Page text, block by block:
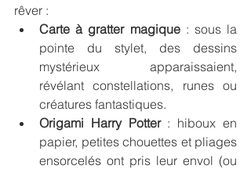
rêver :
Carte à gratter magique : sous la
pointe du stylet, des dessins
mystérieux apparaissaient,
révélant constellations, runes ou
créatures fantastiques.
Origami Harry Potter : hiboux en
papier, petites chouettes et pliages
ensorcelés ont pris leur envol (ou